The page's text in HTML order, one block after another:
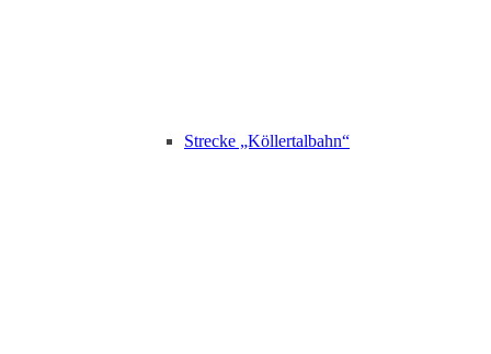
Strecke „Köllertalbahn“